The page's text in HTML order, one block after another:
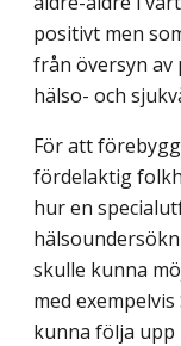
positivt men
från översyn av
hälso- och
För att
fördelaktig
hur en
skulle kunna
med
kunna följa